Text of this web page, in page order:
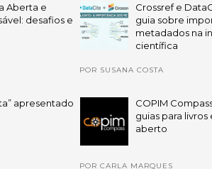
Aberta e
desafios e
apresentado
Crossref e
guia sobre
metadados na
científica
POR SUSANA COSTA
COPIM
guias para livros
aberto
POR CARLA MARQUES